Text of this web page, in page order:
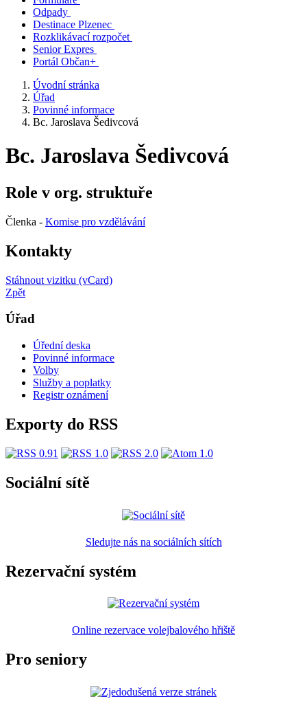
Odpady
Destinace Plzenec
Rozklikávací rozpočet
Senior Expres
Portál Občan+
Úvodní stránka
Úřad
Povinné informace
Bc. Jaroslava Šedivcová
Bc. Jaroslava Šedivcová
Role v org. struktuře
Členka - Komise pro vzdělávání
Kontakty
Stáhnout vizitku (vCard)
Zpět
Úřad
Úřední deska
Povinné informace
Volby
Služby a poplatky
Registr oznámení
Exporty do RSS
Sociální sítě
Sledujte nás na sociálních sítích
Rezervační systém
Online rezervace volejbalového hřiště
Pro seniory